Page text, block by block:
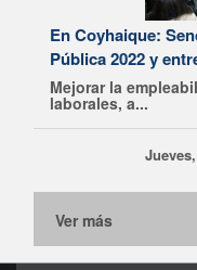
En Coyhaique:
Pública 2022 y
Mejorar la
laborales, a...
Ver más